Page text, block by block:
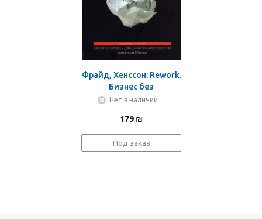
Фрайд, Хенссон: Rework.
Бизнес без
предрассудков
Нет в наличии
179 ₪
Под заказ